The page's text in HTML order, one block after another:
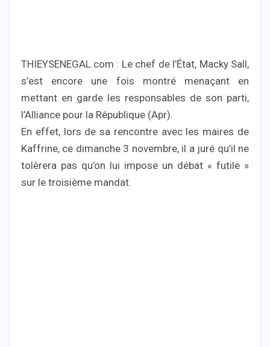
THIEYSENEGAL.com : Le chef de l’État, Macky Sall,
s’est encore une fois montré menaçant en
mettant en garde les responsables de son parti,
l’Alliance pour la République (Apr).
En effet, lors de sa rencontre avec les maires de
Kaffrine, ce dimanche 3 novembre, il a juré qu’il ne
tolèrera pas qu’on lui impose un débat « futile »
sur le troisième mandat.